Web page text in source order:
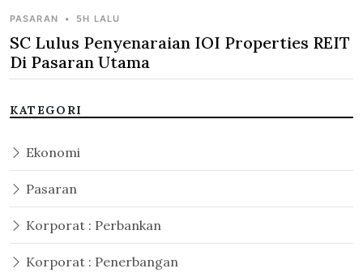
PASARAN • 5H LALU
SC Lulus Penyenaraian IOI Properties REIT
Di Pasaran Utama
KATEGORI
Ekonomi
Pasaran
Korporat : Perbankan
Korporat : Penerbangan